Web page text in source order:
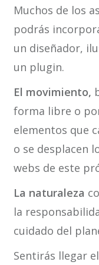
Muchos de los
podrás
un diseñador,
un plugin.
El movimiento,
forma libre o
elementos que
o se desplacen
webs de este
La naturaleza
la
cuidado del
Sentirás llegar